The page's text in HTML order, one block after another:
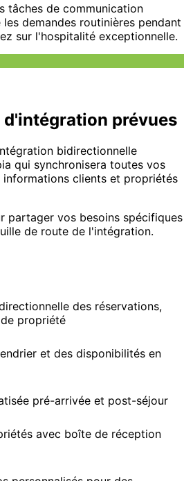
tâches de communication
demandes routinières pendant
sur l'hospitalité exceptionnelle.
prévues
bidirectionnelle
qui synchronisera toutes vos
informations clients et propriétés
partager vos besoins spécifiques
de route de l'intégration.
des réservations,
propriété
et des disponibilités en
pré-arrivée et post-séjour
avec boîte de réception